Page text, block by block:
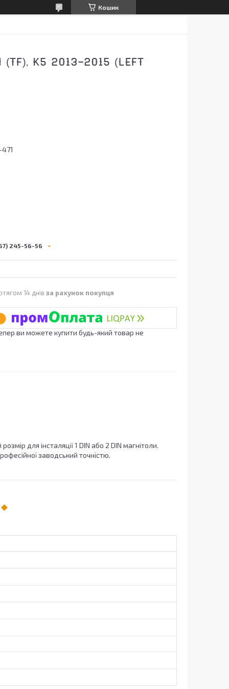
Кошик
K5 2013-2015 (LEFT
471
245-56-56
14 днів за рахунок покупця
ви можете купити будь-який товар не
для інсталяції 1 DIN або 2 DIN магнітоли.
заводський точністю.